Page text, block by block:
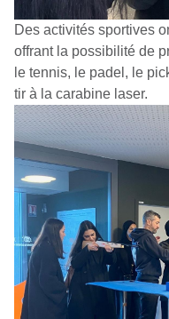
Des activités sportives
offrant la possibilité de
le tennis, le padel, le
tir à la carabine laser.